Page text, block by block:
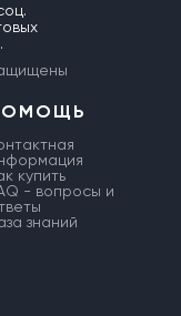
купить
- вопросы и
знаний